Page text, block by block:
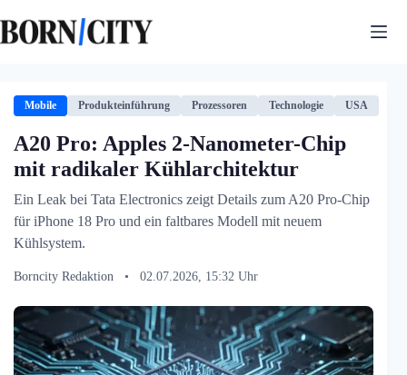
Inhalt
springen
Mobile Produkteinführung Prozessoren Technologie USA
A20 Pro: Apples 2-Nanometer-Chip
mit radikaler Kühlarchitektur
Ein Leak bei Tata Electronics zeigt Details zum A20 Pro-Chip
für iPhone 18 Pro und ein faltbares Modell mit neuem
Kühlsystem.
Borncity Redaktion • 02.07.2026, 15:32 Uhr